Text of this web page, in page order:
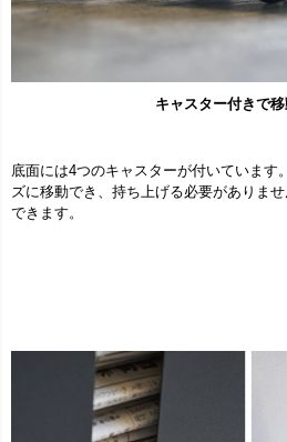
キャスター付きで
底面には4つのキャスターが付いています
ズに移動でき、持ち上げる必要がありま
できます。